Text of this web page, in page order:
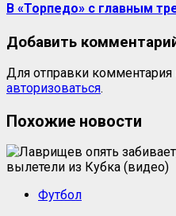
В «Торпедо» с главным
Добавить
Для отправки
авторизоваться.
Похожие новости
Футбол